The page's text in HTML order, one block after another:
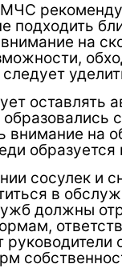
подходить
на
оставлять
внимание на
сосулек и
в
должны